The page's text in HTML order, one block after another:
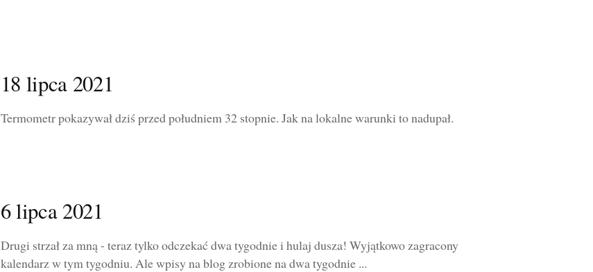
18 lipca 2021
Termometr pokazywał dziś przed południem 32 stopnie. Jak na lokalne warunki to nadupał.
6 lipca 2021
Drugi strzał za mną - teraz tylko odczekać dwa tygodnie i hulaj dusza! Wyjątkowo zagracony
kalendarz w tym tygodniu. Ale wpisy na blog zrobione na dwa tygodnie ...